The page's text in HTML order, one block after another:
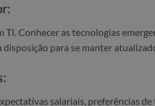
Conhecer as tecnologias
para se manter
salariais, preferências